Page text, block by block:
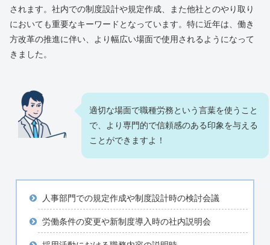
されます。社内での制度設計や規定作成、また他社とのやり取り
においても重要なキーワードとなっています。特に近年は、働き
方改革の推進に伴い、より幅広い場面で使用されるようになって
きました。
適切な場面で職種労務という言葉を使うこと
で、より専門的で信頼感のある印象を与える
ことができますよ！
人事部門での規定作成や制度設計時の検討会議
労働条件の変更や新制度導入時の社内説明会